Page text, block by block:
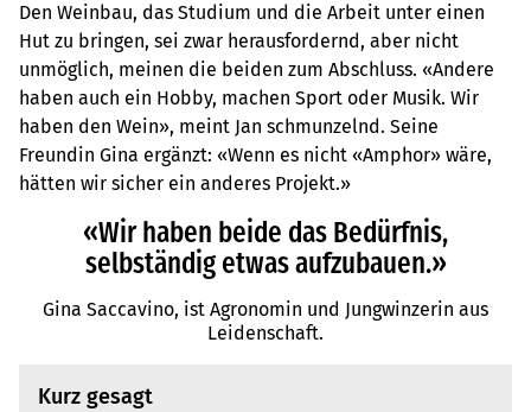
Den Weinbau, das Studium und die Arbeit unter einen
Hut zu bringen, sei zwar herausfordernd, aber nicht
unmöglich, meinen die beiden zum Abschluss. «Andere
haben auch ein Hobby, machen Sport oder Musik. Wir
haben den Wein», meint Jan schmunzelnd. Seine
Freundin Gina ergänzt: «Wenn es nicht «Amphor» wäre,
hätten wir sicher ein anderes Projekt.»
«Wir haben beide das Bedürfnis,
selbständig etwas aufzubauen.»
Gina Saccavino, ist Agronomin und Jungwinzerin aus
Leidenschaft.
Kurz gesagt